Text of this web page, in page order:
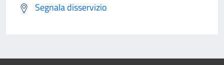
Segnala disservizio